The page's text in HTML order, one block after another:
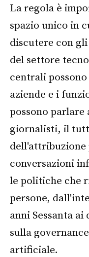
La regola è
spazio unico in
discutere con
del settore
centrali
aziende e i
possono
giornalisti, il
dell'attribuzione
conversazioni
le politiche che
persone,
anni Sessanta
sulla
artificiale.